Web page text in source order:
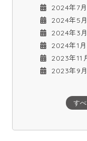
2024年7
2024年5
2024年3
2024年1
2023年11
2023年9
す